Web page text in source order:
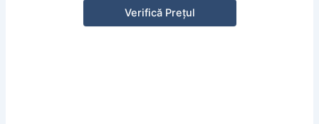
Verifică Prețul